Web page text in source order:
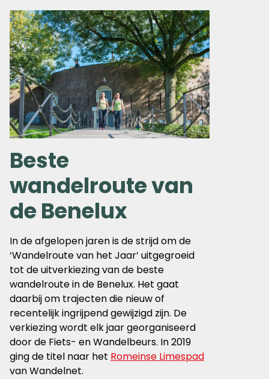
Beste
wandelroute van
de Benelux
In de afgelopen jaren is de strijd om de
‘Wandelroute van het Jaar’ uitgegroeid
tot de uitverkiezing van de beste
wandelroute in de Benelux. Het gaat
daarbij om trajecten die nieuw of
recentelijk ingrijpend gewijzigd zijn. De
verkiezing wordt elk jaar georganiseerd
door de Fiets- en Wandelbeurs. In 2019
ging de titel naar het Romeinse Limespad
van Wandelnet.